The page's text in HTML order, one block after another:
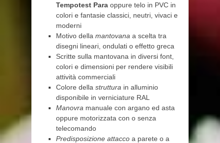
Tempotest Para oppure telo in PVC in
colori e fantasie classici, neutri, vivaci e
moderni
Motivo della mantovana a scelta tra
disegni lineari, ondulati o effetto greca
Scritte sulla mantovana in diversi font,
colori e dimensioni per rendere visibili
attività commerciali
Colore della struttura in alluminio
disponibile in verniciature RAL
Manovra manuale con argano ed asta
oppure motorizzata con o senza
telecomando
Predisposizione attacco a parete o a